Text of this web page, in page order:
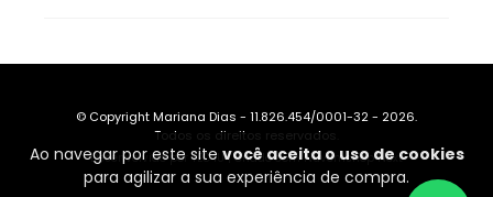
Ao navegar por este site você aceita o uso de cookies
para agilizar a sua experiência de compra.
© Copyright Mariana Dias - 11.826.454/0001-32 - 2026.
Todos os direitos reservados.
Desenvolvido por TEC4U|Criado com Nuvemshop Next